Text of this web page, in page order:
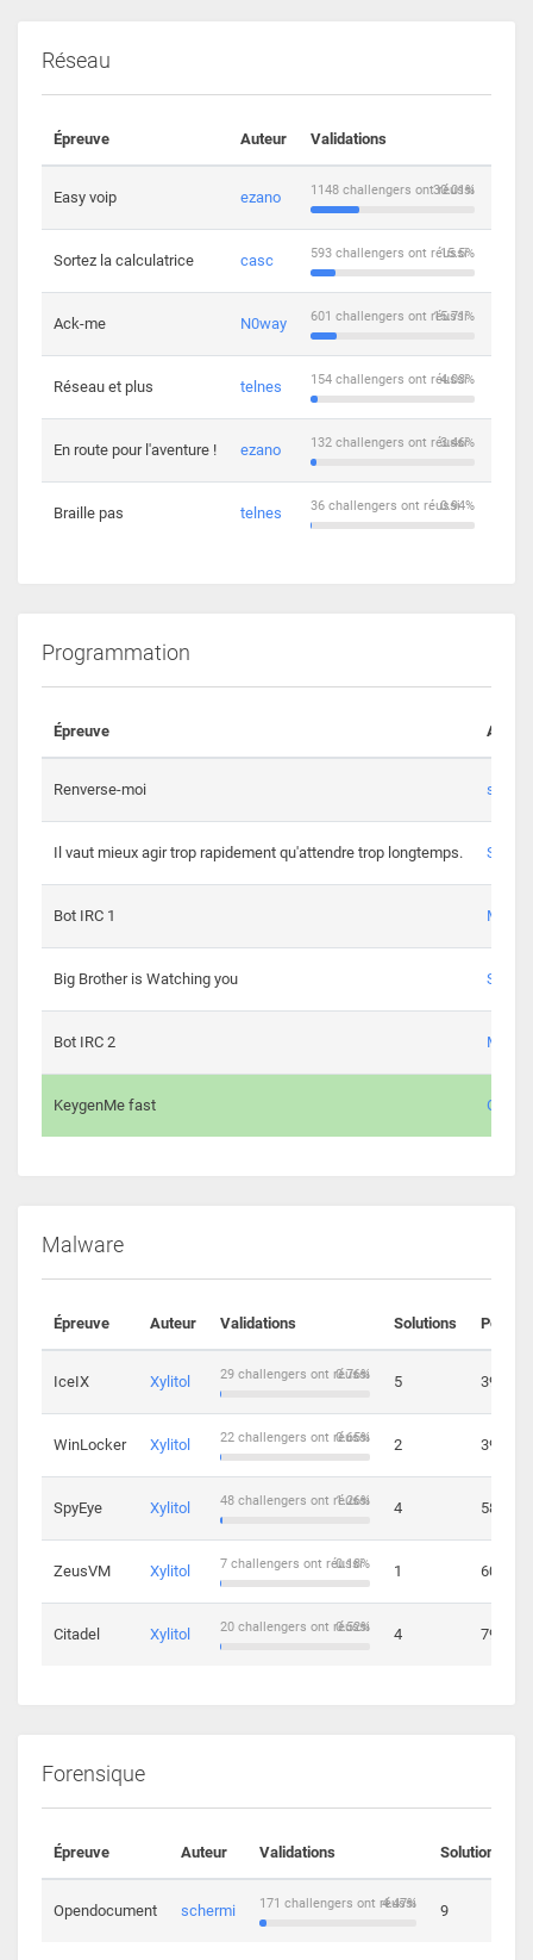
Réseau
Épreuve Auteur Validations
Easy voip ezano 30.01%
1148 challengers ont réussi
Sortez la calculatrice casc 15.5%
593 challengers ont réussi
Ack-me N0way 15.71%
601 challengers ont réussi
Réseau et plus telnes 4.03%
154 challengers ont réussi
En route pour l'aventure ! ezano 3.46%
132 challengers ont réussi
Braille pas telnes 0.94%
36 challengers ont réussi
Programmation
Épreuve Auteur
Renverse-moi s3th
Il vaut mieux agir trop rapidement qu'attendre trop longtemps. Spl3en
Bot IRC 1
Big Brother is Watching you
Bot IRC 2
KeygenMe fast Ge0
Malware
Épreuve Auteur Validations Solutions Points
IceIX Xylitol 0.76%
29 challengers ont réussi 5 39
WinLocker Xylitol 0.65%
22 challengers ont réussi 2 39
SpyEye Xylitol 1.26%
48 challengers ont réussi 4 58
ZeusVM Xylitol 0.18%
7 challengers ont réussi 1 60
Citadel Xylitol 0.52%
20 challengers ont réussi 4 79
Forensique
Épreuve Auteur Validations Solutions
Opendocument schermi 4.47%
171 challengers ont réussi 9